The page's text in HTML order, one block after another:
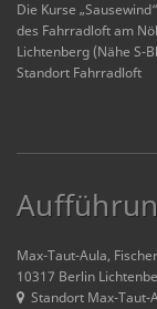
Die Kurse
des Fahrradloft am
Lichtenberg (Nähe S-
Standort Fahrradloft
Max-Taut-Aula,
10317 Berlin
Standort Max-Taut-